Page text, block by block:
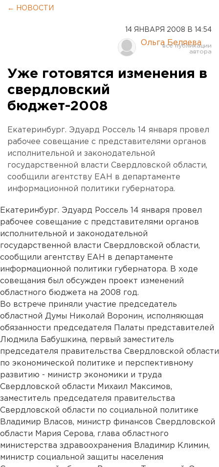
← НОВОСТИ
14 ЯНВАРЯ 2008 В 14:54
Ольга Беляева
Уже готовятся изменения в
свердловский
бюджет-2008
Екатеринбург. Эдуард Россель 14 января провел
рабочее совещание с представителями органов
исполнительной и законодательной
государственной власти Свердловской области,
сообщили агентству ЕАН в департаменте
информационной политики губернатора.
Екатеринбург. Эдуард Россель 14 января провел
рабочее совещание с представителями органов
исполнительной и законодательной
государственной власти Свердловской области,
сообщили агентству ЕАН в департаменте
информационной политики губернатора. В ходе
совещания был обсужден проект изменений
областного бюджета на 2008 год.
Во встрече приняли участие председатель
областной Думы Николай Воронин, исполняющая
обязанности председателя Палаты представителей
Людмила Бабушкина, первый заместитель
председателя правительства Свердловской области
по экономической политике и перспективному
развитию - министр экономики и труда
Свердловской области Михаил Максимов,
заместитель председателя правительства
Свердловской области по социальной политике
Владимир Власов, министр финансов Свердловской
области Мария Серова, глава областного
министерства здравоохранения Владимир Климин,
министр социальной защиты населения